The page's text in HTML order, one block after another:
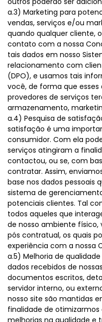
a.3) Marketing para
vendas, serviços e/ou
quando qualquer cliente,
contato com a nossa
tais dados em nosso
relacionamento com
(DPO), e usamos tais
você, de forma que
provedores de serviços
armazenamento,
a.4) Pesquisa de
satisfação é uma
consumidor. Com ela
serviços atingiram a
contactou, ou se, com
contratar. Assim,
base nos dados pessoais
sistema de
potenciais clientes. Tal
todos aqueles que
de nosso ambiente
pós contratual, os quais
experiência com a nossa
a.5) Melhoria de
dados recebidos de
documentos escritos,
servidor interno, ou
nosso site são mantidas
finalidade de otimizarmos
melhorias na qualidade e